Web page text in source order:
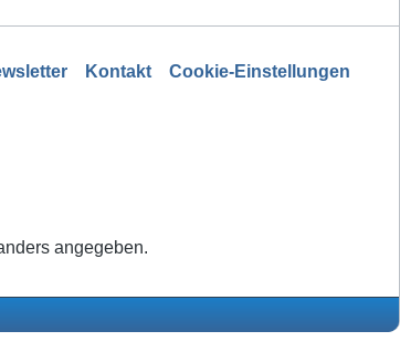
Kontakt
Cookie-Einstellungen
angegeben.